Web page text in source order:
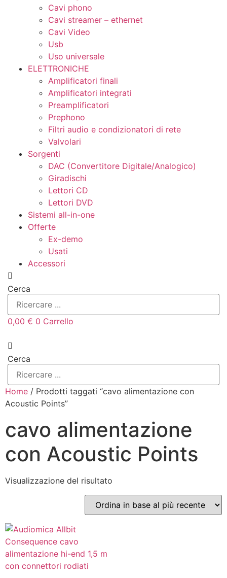
Cavi phono
Cavi streamer – ethernet
Cavi Video
Usb
Uso universale
ELETTRONICHE
Amplificatori finali
Amplificatori integrati
Preamplificatori
Prephono
Filtri audio e condizionatori di rete
Valvolari
Sorgenti
DAC (Convertitore Digitale/Analogico)
Giradischi
Lettori CD
Lettori DVD
Sistemi all-in-one
Offerte
Ex-demo
Usati
Accessori
Cerca
0,00 € 0 Carrello
Cerca
Home / Prodotti taggati “cavo alimentazione con
Acoustic Points”
cavo alimentazione
con Acoustic Points
Visualizzazione del risultato